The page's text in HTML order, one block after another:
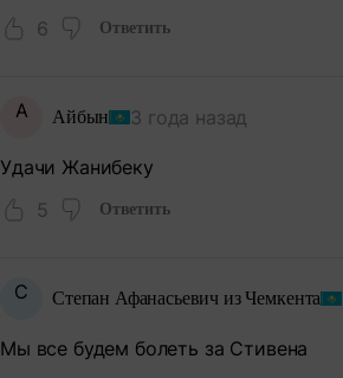
6
Ответить
А Айбын 3 года назад
Удачи Жанибеку
5
Ответить
С Степан Афанасьевич из Чемкента
Мы все будем болеть за Стивена